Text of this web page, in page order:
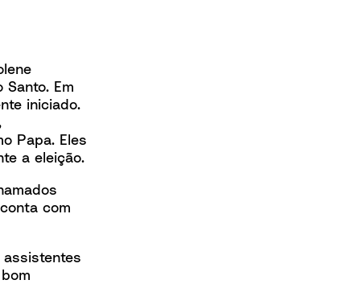
Em
iniciado.
Papa. Eles
a eleição.
com